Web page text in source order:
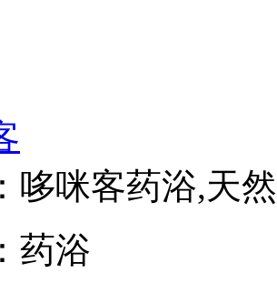
哆咪客药浴,天
药浴